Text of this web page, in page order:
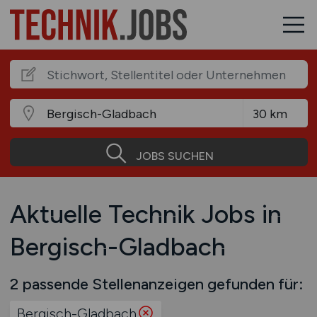
JOBS SUCHEN
Aktuelle Technik Jobs in
Bergisch-Gladbach
2 passende Stellenanzeigen gefunden für:
Bergisch-Gladbach